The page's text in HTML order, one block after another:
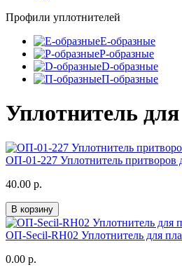
Профили уплотнителей
E-образные
P-образные
D-образные
П-образные
Уплотнитель
ОП-01-227 Уплотнитель притворов
40.00 р.
В корзину
ОП-Secil-RH02 Уплотнитель для
0.00 р.